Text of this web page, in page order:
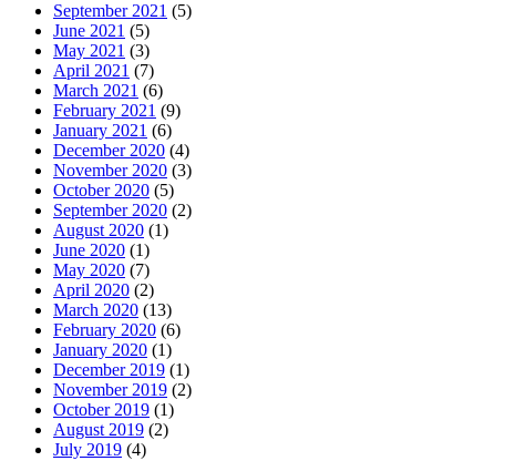
September 2021 (5)
June 2021 (5)
May 2021 (3)
April 2021 (7)
March 2021 (6)
February 2021 (9)
January 2021 (6)
December 2020 (4)
November 2020 (3)
October 2020 (5)
September 2020 (2)
August 2020 (1)
June 2020 (1)
May 2020 (7)
April 2020 (2)
March 2020 (13)
February 2020 (6)
January 2020 (1)
December 2019 (1)
November 2019 (2)
October 2019 (1)
August 2019 (2)
July 2019 (4)